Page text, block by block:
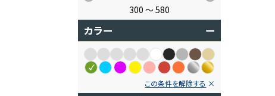
300 〜580
カラー ー
この条件を解除する